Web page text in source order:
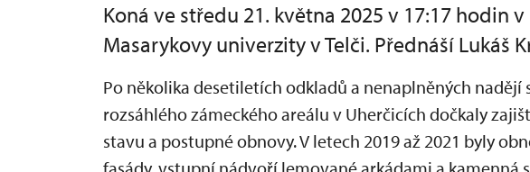
Koná ve středu 21. května 2025 v 17:17 hodin
Masarykovy univerzity v Telči. Přednáší Lukáš
Po několika desetiletích odkladů a nenaplněných nadějí
rozsáhlého zámeckého areálu v Uherčicích dočkaly
stavu a postupné obnovy. V letech 2019 až 2021 byly